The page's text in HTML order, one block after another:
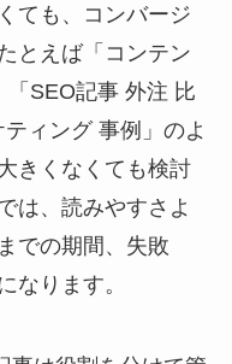
ても、コンバージ
とえば「コンテン
SEO記事 外注 比
ィング 事例」のよ
きくなくても検討
は、読みやすさよ
での期間、失敗
なります。